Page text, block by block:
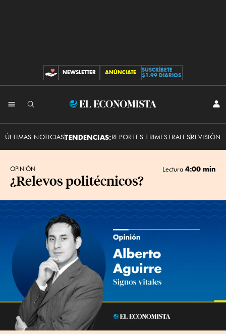
CONTRIBUCIONES
NEWSLETTER ANÚNCIATE
SUSCRÍBETE
$1.99 DIARIOS
El
ÚLTIMAS NOTICIASTENDENCIAS:REPORTES TRIMESTRALESREVISIÓN
OPINIÓN Lectura 4:00 min
¿Relevos politécnicos?